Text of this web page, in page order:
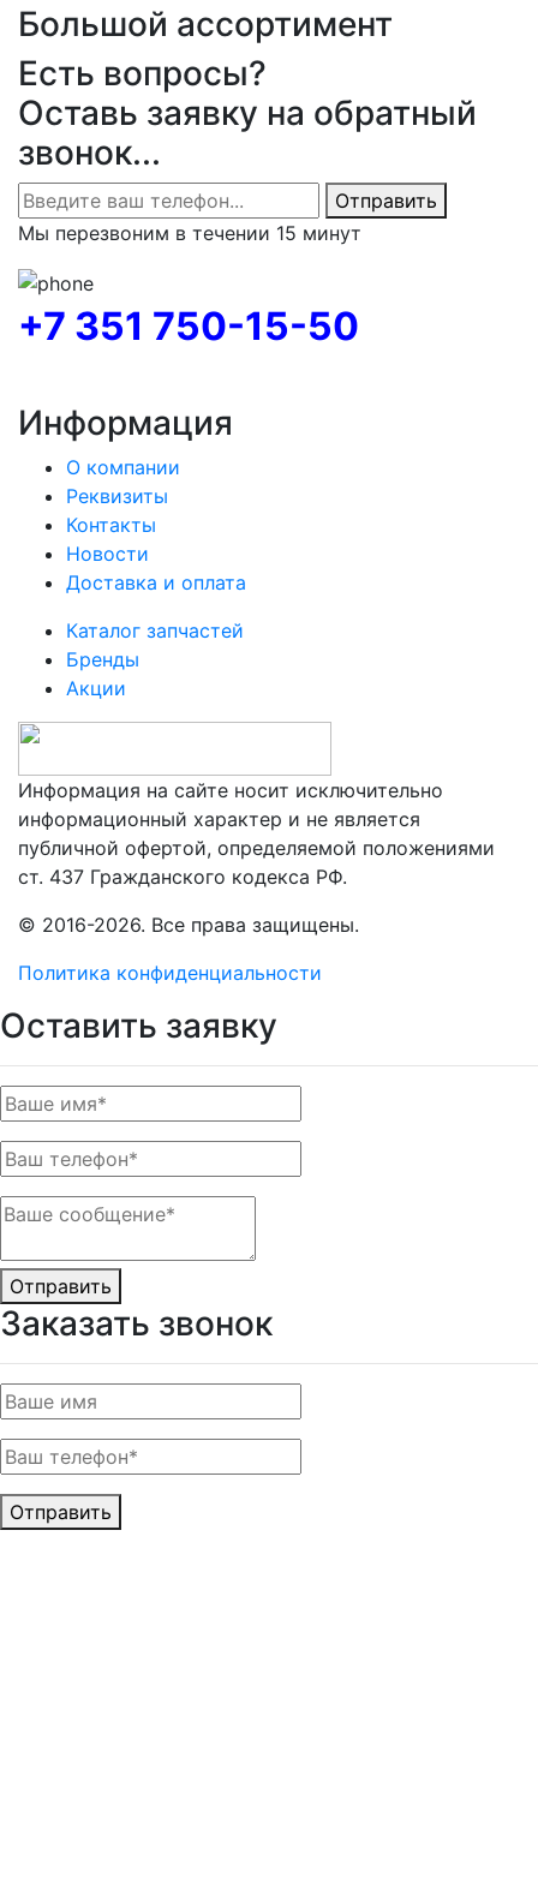
Большой ассортимент
Информация на сайте носит исключительно
информационный характер и не является
публичной офертой, определяемой положениями
ст. 437 Гражданского кодекса РФ.
Есть вопросы?
Оставь заявку на обратный
звонок...
Отправить
Мы перезвоним в течении 15 минут
+7 351 750-15-50
Информация
О компании
Реквизиты
Контакты
Новости
Доставка и оплата
Каталог запчастей
Бренды
Акции
© 2016-2026. Все права защищены.
Политика конфиденциальности
Оставить заявку
Отправить
Заказать звонок
Отправить